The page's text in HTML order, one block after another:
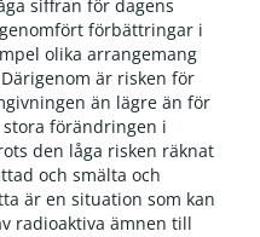
siffran för dagens
förbättringar i
olika arrangemang
är risken för
än lägre än för
förändringen i
den låga risken räknat
och smälta och
är en situation som kan
radioaktiva ämnen till